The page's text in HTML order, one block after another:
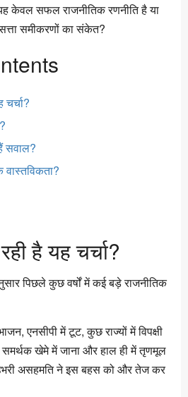
केवल सफल राजनीतिक रणनीति है या
समीकरणों का संकेत?
सवाल?
वास्तविकता?
है यह चर्चा?
पिछले कुछ वर्षों में कई बड़े राजनीतिक
एनसीपी में टूट, कुछ राज्यों में विपक्षी
खेमे में जाना और हाल ही में तृणमूल
असहमति ने इस बहस को और तेज कर